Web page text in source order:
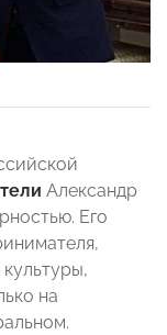
Александр
Его
на